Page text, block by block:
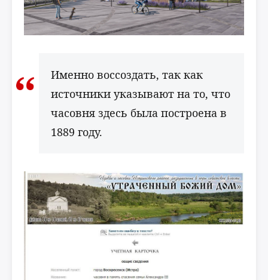
Именно воссоздать, так как
источники указывают на то, что
часовня здесь была построена в
1889 году.